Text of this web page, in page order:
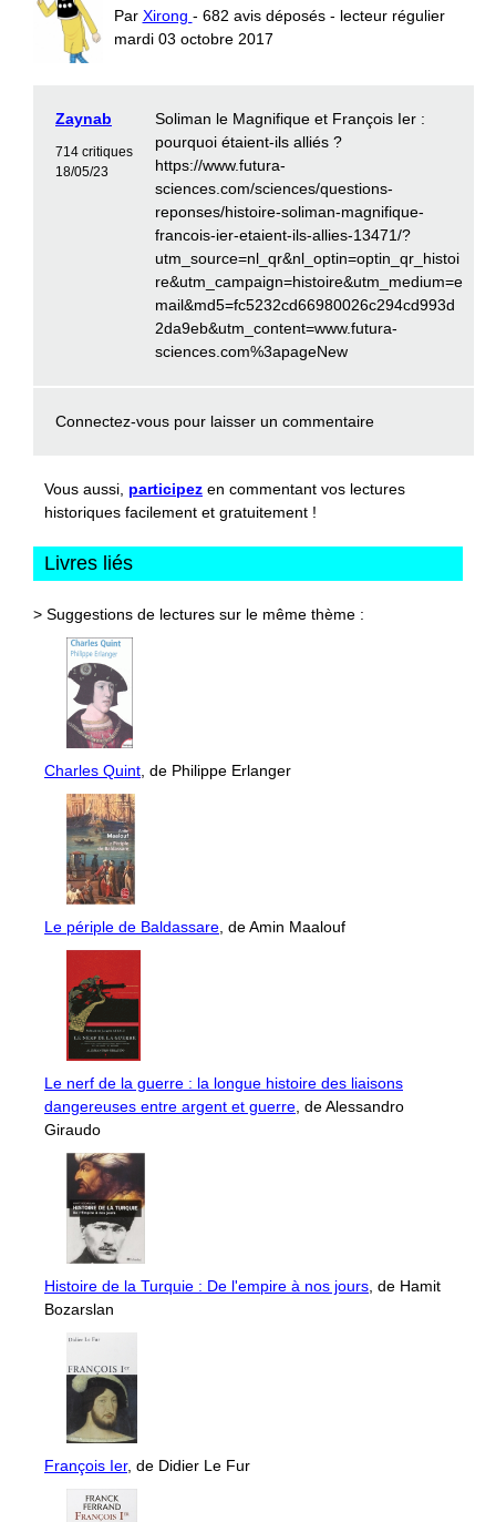
Par Xirong - 682 avis déposés - lecteur régulier
mardi 03 octobre 2017
Zaynab
714 critiques
18/05/23
Soliman le Magnifique et François Ier :
pourquoi étaient-ils alliés ?
https://www.futura-
sciences.com/sciences/questions-
reponses/histoire-soliman-magnifique-
francois-ier-etaient-ils-allies-13471/?
utm_source=nl_qr&nl_optin=optin_qr_histoi
re&utm_campaign=histoire&utm_medium=e
mail&md5=fc5232cd66980026c294cd993d
2da9eb&utm_content=www.futura-
sciences.com%3apageNew
Connectez-vous pour laisser un commentaire
Vous aussi, participez en commentant vos lectures
historiques facilement et gratuitement !
Livres liés
> Suggestions de lectures sur le même thème :
Charles Quint , de Philippe Erlanger
Le périple de Baldassare , de Amin Maalouf
Le nerf de la guerre : la longue histoire des liaisons
dangereuses entre argent et guerre , de Alessandro
Giraudo
Histoire de la Turquie : De l'empire à nos jours , de Hamit
Bozarslan
François Ier, de Didier Le Fur